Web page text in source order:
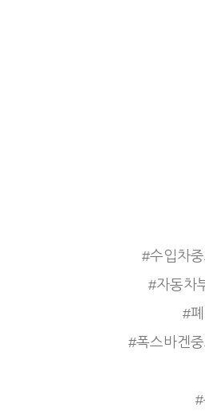
#수입차
#자동차
#
#폭스바겐